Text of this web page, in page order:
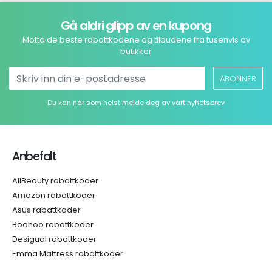
Gå aldri glipp av en kupong
Motta de beste rabattkodene og tilbudene fra tusenvis av
butikker
ABONNER
Du kan når som helst melde deg av vårt nyhetsbrev
Anbefalt
AllBeauty rabattkoder
Amazon rabattkoder
Asus rabattkoder
Boohoo rabattkoder
Desigual rabattkoder
Emma Mattress rabattkoder